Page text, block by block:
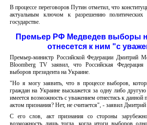
В процессе переговоров Путин отметил, что
актуальным ключом к разрешению
государстве.
Премьер РФ Медведев выборы
отнесется к ним "с
Премьер-министр Российской Федерации Дмитрий
Bloomberg TV заявил, что Российская Федерация
выборов президента на Украине.
"Но я могу заявить, что в процессе выборов,
граждан на Украине выскажется за одну либо другую
имеется возможность с уважением отнестись к данной
актом признания? Нет, не считается", - заявил
С его слов, акт признания со стороны
возможность лишь тогда, когда итоги выборов